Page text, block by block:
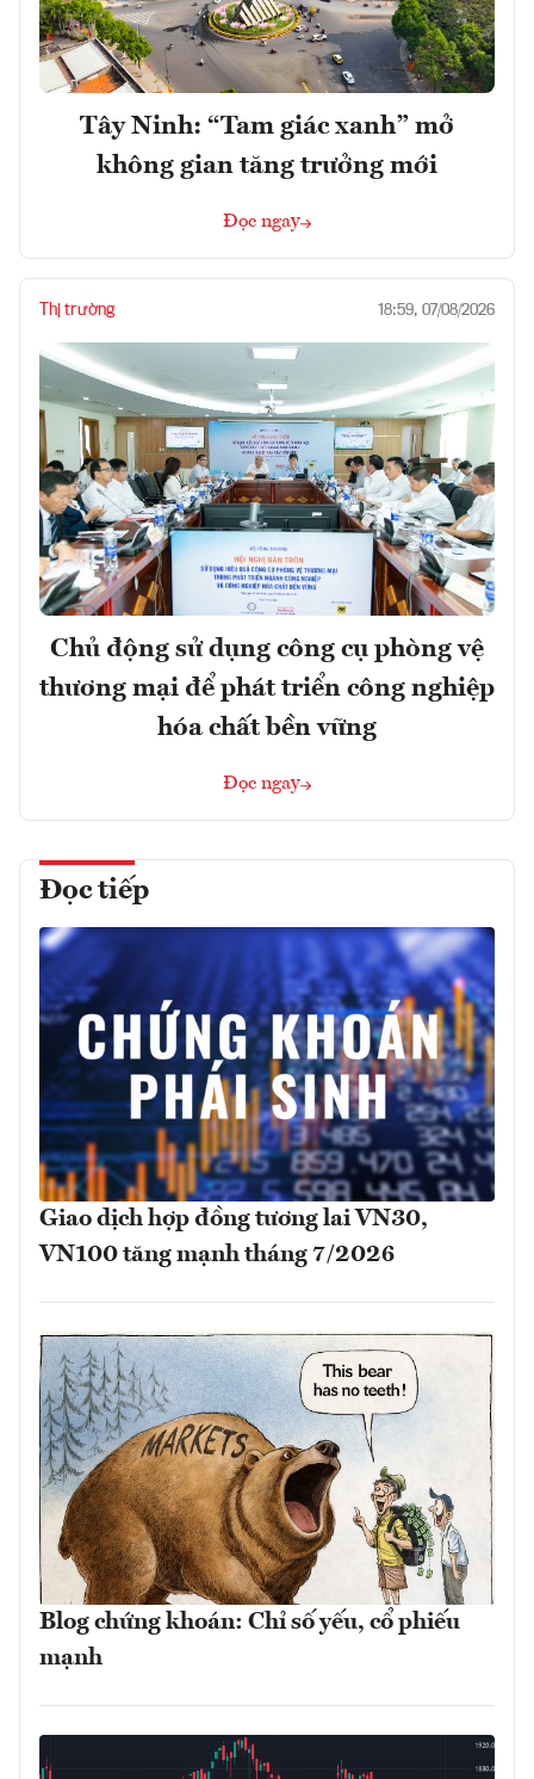
Tây Ninh: “Tam giác xanh” mở
không gian tăng trưởng mới
Đọc ngay
Thị trường 18:59, 07/08/2026
Chủ động sử dụng công cụ phòng vệ
thương mại để phát triển công nghiệp
hóa chất bền vững
Đọc ngay
Đọc tiếp
Giao dịch hợp đồng tương lai VN30,
VN100 tăng mạnh tháng 7/2026
Blog chứng khoán: Chỉ số yếu, cổ phiếu
mạnh